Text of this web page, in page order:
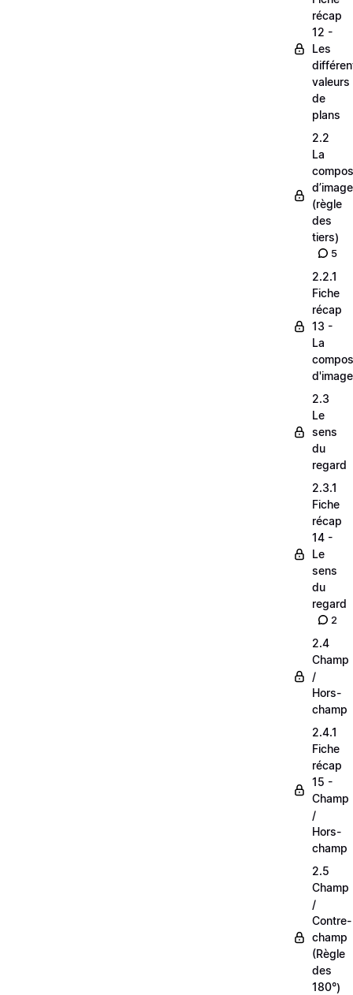
récap
12 -
Les
valeurs
de
plans
2.2
La
d’image
(règle
des
tiers)
5
2.2.1
Fiche
récap
13 -
La
d'image
2.3
Le
sens
du
regard
2.3.1
Fiche
récap
14 -
Le
sens
du
regard
2
2.4
Champ
/
Hors-
champ
2.4.1
Fiche
récap
15 -
Champ
/
Hors-
champ
2.5
Champ
/
Contre-
champ
(Règle
des
180°)